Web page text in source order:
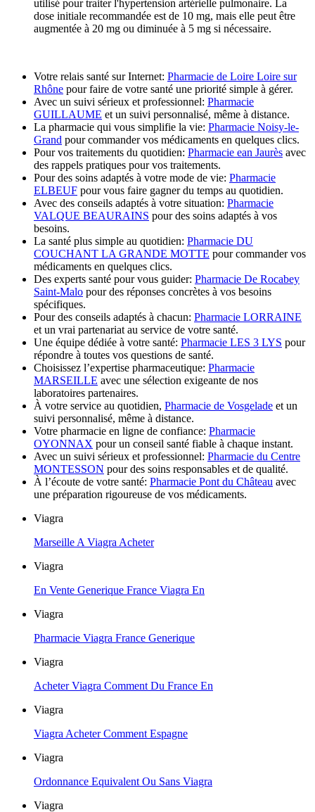
utilisé pour traiter l'hypertension artérielle pulmonaire. La
dose initiale recommandée est de 10 mg, mais elle peut être
augmentée à 20 mg ou diminuée à 5 mg si nécessaire.
Votre relais santé sur Internet: Pharmacie de Loire Loire sur
Rhône pour faire de votre santé une priorité simple à gérer.
Avec un suivi sérieux et professionnel: Pharmacie
GUILLAUME et un suivi personnalisé, même à distance.
La pharmacie qui vous simplifie la vie: Pharmacie Noisy-le-
Grand pour commander vos médicaments en quelques clics.
Pour vos traitements du quotidien: Pharmacie ean Jaurès avec
des rappels pratiques pour vos traitements.
Pour des soins adaptés à votre mode de vie: Pharmacie
ELBEUF pour vous faire gagner du temps au quotidien.
Avec des conseils adaptés à votre situation: Pharmacie
VALQUE BEAURAINS pour des soins adaptés à vos
besoins.
La santé plus simple au quotidien: Pharmacie DU
COUCHANT LA GRANDE MOTTE pour commander vos
médicaments en quelques clics.
Des experts santé pour vous guider: Pharmacie De Rocabey
Saint-Malo pour des réponses concrètes à vos besoins
spécifiques.
Pour des conseils adaptés à chacun: Pharmacie LORRAINE
et un vrai partenariat au service de votre santé.
Une équipe dédiée à votre santé: Pharmacie LES 3 LYS pour
répondre à toutes vos questions de santé.
Choisissez l’expertise pharmaceutique: Pharmacie
MARSEILLE avec une sélection exigeante de nos
laboratoires partenaires.
À votre service au quotidien, Pharmacie de Vosgelade et un
suivi personnalisé, même à distance.
Votre pharmacie en ligne de confiance: Pharmacie
OYONNAX pour un conseil santé fiable à chaque instant.
Avec un suivi sérieux et professionnel: Pharmacie du Centre
MONTESSON pour des soins responsables et de qualité.
À l’écoute de votre santé: Pharmacie Pont du Château avec
une préparation rigoureuse de vos médicaments.
Viagra
Marseille A Viagra Acheter
Viagra
En Vente Generique France Viagra En
Viagra
Pharmacie Viagra France Generique
Viagra
Acheter Viagra Comment Du France En
Viagra
Viagra Acheter Comment Espagne
Viagra
Ordonnance Equivalent Ou Sans Viagra
Viagra